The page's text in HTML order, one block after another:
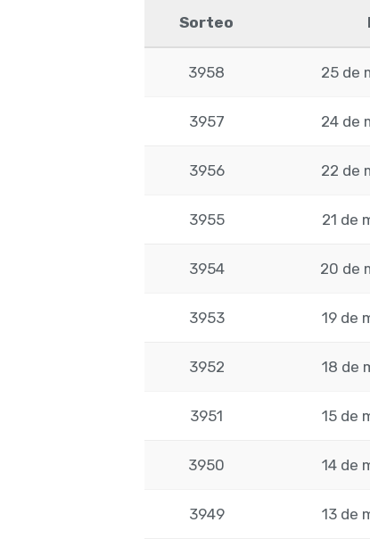
Sorteo
3958 25 de
3957 24 de
3956 22 de
3955 21 de
3954 20 de
3953 19 de
3952 18 de
3951 15 de
3950 14 de
3949 13 de